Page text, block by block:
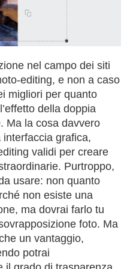
nel campo dei siti
editing, e non a caso
migliori per quanto
della doppia
Ma la cosa davvero
grafica,
validi per creare
Purtroppo,
usare: non quanto
non esiste una
ma dovrai farlo tu
foto. Ma
un vantaggio,
potrai